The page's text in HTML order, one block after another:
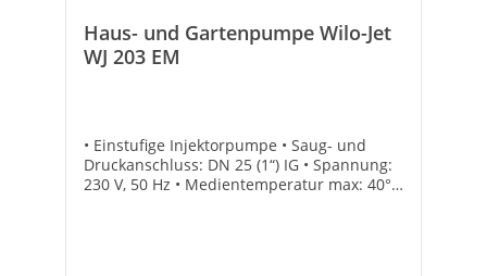
Haus- und Gartenpumpe Wilo-Jet
WJ 203 EM
• Einstufige Injektorpumpe • Saug- und
Druckanschluss: DN 25 (1“) IG • Spannung:
230 V, 50 Hz • Medientemperatur max: 40°C